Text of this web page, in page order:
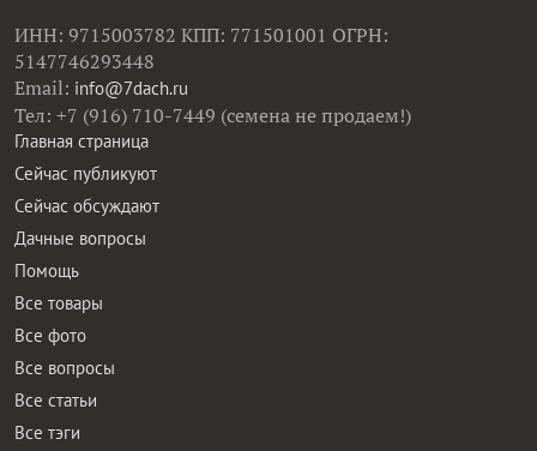
ИНН: 9715003782 КПП: 771501001 ОГРН:
5147746293448
Email: info@7dach.ru
Тел: +7 (916) 710-7449 (семена не продаем!)
Главная страница
Сейчас публикуют
Сейчас обсуждают
Дачные вопросы
Помощь
Все товары
Все фото
Все вопросы
Все статьи
Все тэги